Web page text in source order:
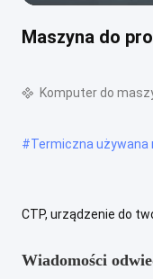
Maszyna do
Komputer do
#Termiczna używana
CTP, urządzenie do
Wiadomości